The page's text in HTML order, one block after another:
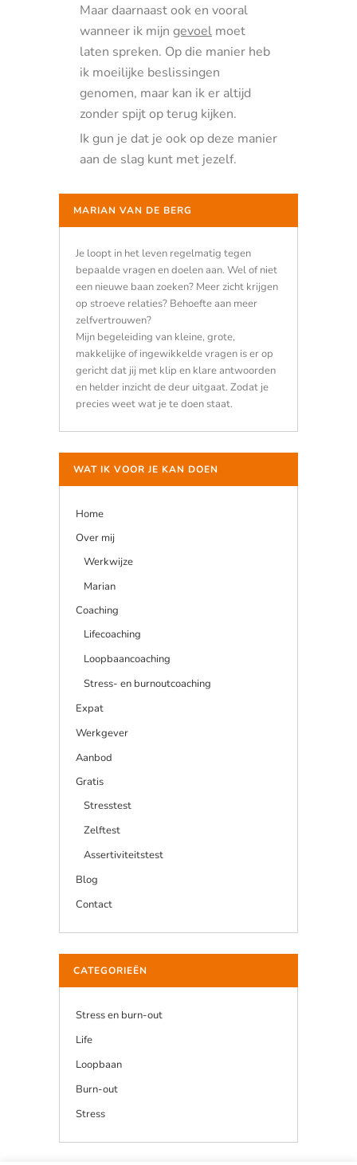
Maar daarnaast ook en vooral
wanneer ik mijn gevoel moet
laten spreken. Op die manier heb
ik moeilijke beslissingen
genomen, maar kan ik er altijd
zonder spijt op terug kijken.
Ik gun je dat je ook op deze manier
aan de slag kunt met jezelf.
MARIAN VAN DE BERG
Je loopt in het leven regelmatig tegen
bepaalde vragen en doelen aan. Wel of niet
een nieuwe baan zoeken? Meer zicht krijgen
op stroeve relaties? Behoefte aan meer
zelfvertrouwen?
Mijn begeleiding van kleine, grote,
makkelijke of ingewikkelde vragen is er op
gericht dat jij met klip en klare antwoorden
en helder inzicht de deur uitgaat. Zodat je
precies weet wat je te doen staat.
WAT IK VOOR JE KAN DOEN
Home
Over mij
Werkwijze
Marian
Coaching
Lifecoaching
Loopbaancoaching
Stress- en burnoutcoaching
Expat
Werkgever
Aanbod
Gratis
Stresstest
Zelftest
Assertiviteitstest
Blog
Contact
CATEGORIEËN
Stress en burn-out
Life
Loopbaan
Burn-out
Stress